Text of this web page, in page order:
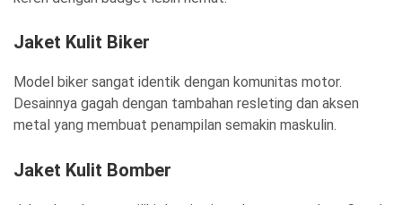
Jaket Kulit Biker
Model biker sangat identik dengan komunitas motor.
Desainnya gagah dengan tambahan resleting dan aksen
metal yang membuat penampilan semakin maskulin.
Jaket Kulit Bomber